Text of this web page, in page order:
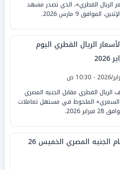
الريال القطري»، الذي تصدر مشهد
الموافق 9 مارس 2026.
الريال القطري اليوم
القطري مقابل الجنيه المصري
السعري» الملحوظ في مستهل تعاملات
2026.
سعر اليورو أمام الجنيه المصري الخميس 26